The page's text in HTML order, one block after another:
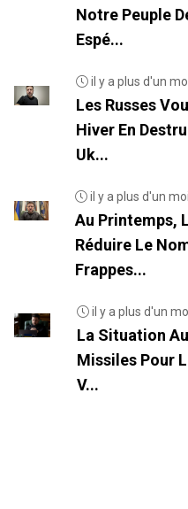
Notre Peuple
Espé...
il y a plus d'un
Les Russes
Hiver En
Uk...
il y a plus d'un
Au Printemps,
Réduire Le
Frappes...
il y a plus d'un
La Situation
Missiles Pour
V...